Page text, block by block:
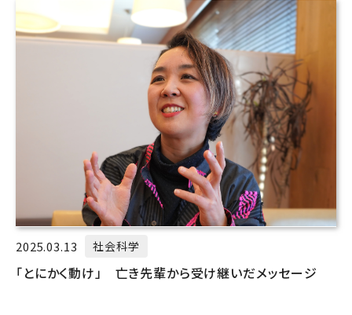
2025.03.13 社会科学
「とにかく動け」 亡き先輩から受け継いだメッセージ